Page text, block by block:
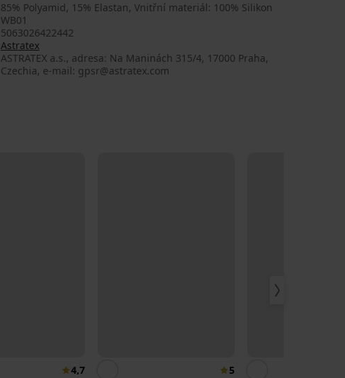
85% Polyamid, 15% Elastan, Vnitřní materiál: 100% Silikon
WB01
5063026422442
Astratex
ASTRATEX a.s., adresa: Na Maninách 315/4, 17000 Praha,
Czechia, e-mail: gpsr@astratex.com
4,7
5